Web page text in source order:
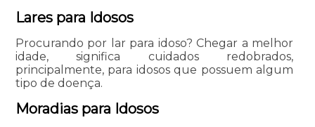
Lares para Idosos
Procurando por lar para idoso? Chegar a melhor
idade, significa cuidados redobrados,
principalmente, para idosos que possuem algum
tipo de doença.
Moradias para Idosos